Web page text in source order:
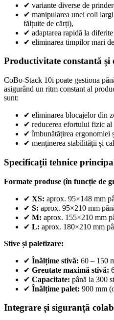
✔ variante diverse de
✔ manipularea unei coli
fălțuite de cărți),
✔ adaptarea rapidă la
✔ eliminarea timpilor mari
Productivitate constantă
CoBo-Stack 10i poate gestiona
asigurând un ritm constant al
sunt:
✔ eliminarea blocajelor din
✔ reducerea efortului fizic al
✔ îmbunătățirea ergonomiei
✔ menținerea stabilității și
Specificații tehnice
Formate produse (în funcție de
✔ XS: aprox. 95×148 mm
✔ S: aprox. 95×210 mm
✔ M: aprox. 155×210 mm
✔ L: aprox. 180×210 mm
Stive și paletizare:
✔ Înălțime stivă: 60 – 150
✔ Greutate maximă stivă:
✔ Capacitate: până la 300
✔ Înălțime palet: 900 mm
Integrare și siguranță